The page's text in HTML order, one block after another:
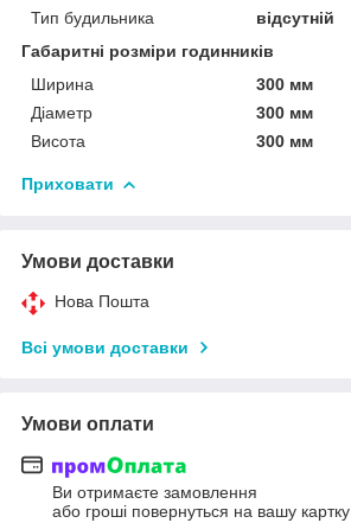
Тип будильника
відсутній
Габаритні розміри годинників
Ширина
300 мм
Діаметр
300 мм
Висота
300 мм
Приховати
Умови доставки
Нова Пошта
Всі умови доставки
Умови оплати
Ви отримаєте замовлення
або гроші повернуться на вашу картку